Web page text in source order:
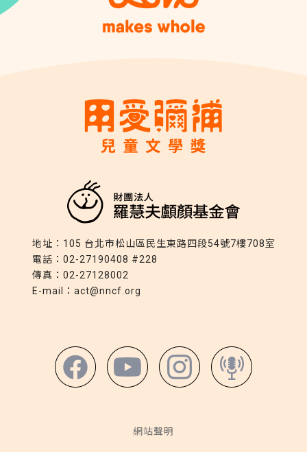
地址： 105 台北市松山區民生東路四段54號7樓708室
電話： 02-27190408 #228
傳真： 02-27128002
E-mail： act@nncf.org
網站聲明